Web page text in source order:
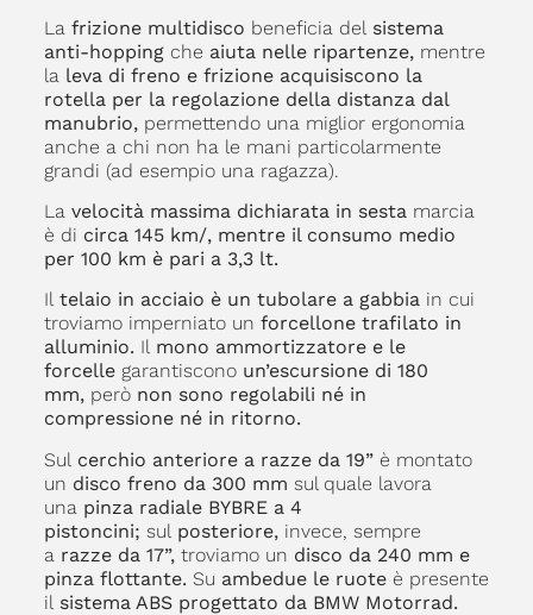
La frizione multidisco beneficia del sistema
anti-hoppingche aiuta nelle ripartenze, mentre
la leva di freno e frizione acquisiscono la
rotella per la regolazione della distanza dal
manubrio, permettendo una miglior ergonomia
anche a chi non ha le mani particolarmente
grandi (ad esempio una ragazza).
La velocità massima dichiarata in sestamarcia
è di circa 145 km/, mentre il consumo medio
per 100 km è pari a 3,3 lt.
Il telaio in acciaio è un tubolare a gabbiain cui
troviamo imperniato un forcellone trafilato in
alluminio. Il mono ammortizzatore e le
forcellegarantiscono un’escursione di 180
mm, però non sono regolabili né in
compressione né in ritorno.
Sul cerchio anteriore a razze da 19” è montato
un disco freno da 300 mm sul quale lavora
una pinza radiale BYBRE a 4
pistoncini; sul posteriore, invece, sempre
a razze da 17”, troviamo un disco da 240 mm e
pinza flottante. Su ambedue le ruoteè presente
il sistema ABS progettato da BMW Motorrad.